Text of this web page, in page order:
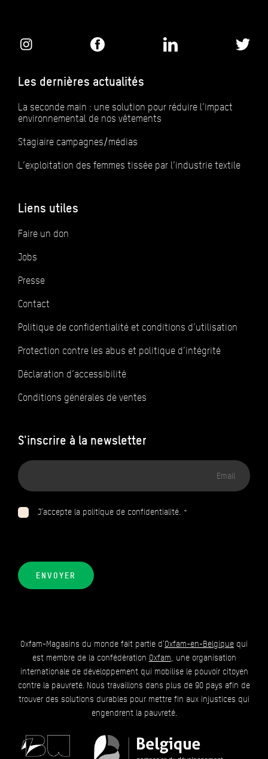
Les dernières actualités
La seconde main : une solution pour réduire l’impact
environnemental de nos vêtements
Stagiaire campagnes/médias
L’exploitation des femmes tissée par l’industrie textile
Liens utiles
Faire un don
Jobs
Presse
Contact
Politique de confidentialité et conditions d’utilisation
Protection contre les abus et politique d’intégrité
Déclaration d’accessibilité
Conditions générales de ventes
S'inscrire à la newsletter
Adresse
email
J’accepte la politique de confidentialité. *
ENVOYER
Oxfam-Magasins du monde fait partie d'Oxfam-en-Belgique qui
est membre de la confédération Oxfam, une organisation
internationale de développement qui mobilise le pouvoir citoyen
contre la pauvreté. Nous travaillons dans plus de 90 pays afin de
trouver des solutions durables pour mettre fin aux injustices qui
engendrent la pauvreté.